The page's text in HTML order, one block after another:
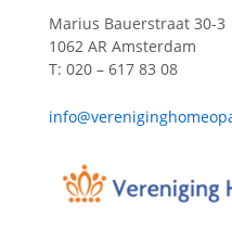
Marius Bauerstraat 30-3
1062 AR Amsterdam
T: 020 – 617 83 08